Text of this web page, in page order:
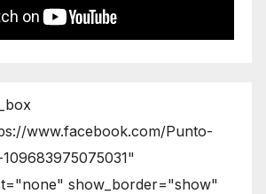
www.facebook.com/Punto-
show_border="show"